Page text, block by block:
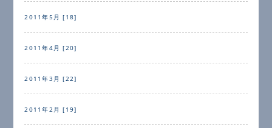
2011年5月 [18]
2011年4月 [20]
2011年3月 [22]
2011年2月 [19]